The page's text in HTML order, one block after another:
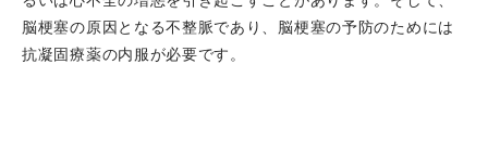
2025.03.25 宇城沙恵医師の兵庫県立淡路医療センター
での研究が、Circulation Journal誌にPublishされまし
脳梗塞の原因となる不整脈であり、脳梗塞の予防のためには
抗凝固療薬の内服が必要です。